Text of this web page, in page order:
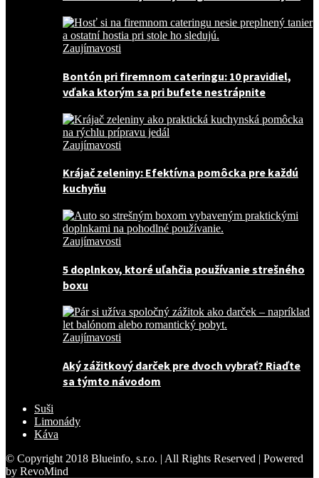
Zaujímavosti
Bontón pri firemnom cateringu: 10 pravidiel,
vďaka ktorým sa pri bufete nestrápnite
Zaujímavosti
Krájač zeleniny: Efektívna pomôcka pre každú
kuchyňu
Zaujímavosti
5 doplnkov, ktoré uľahčia používanie strešného
boxu
Zaujímavosti
Aký zážitkový darček pre dvoch vybrať? Riaďte
sa týmto návodom
Suši
Limonády
Káva
© Copyright 2018 Blueinfo, s.r.o. | All Rights Reserved | Powered
by RevoMind